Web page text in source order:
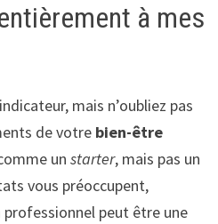
à mes
mais n’oubliez pas
de votre bien-être
un starter, mais pas un
vous préoccupent,
peut être une